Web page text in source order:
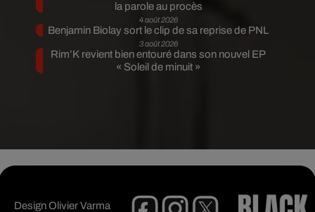
la parole au procès
4 août 2026
Benjamin Biolay sort le clip de sa reprise de PNL
3 août 2026
Rim’K revient bien entouré dans son nouvel EP
« Soleil de minuit »
DesignOlivier Varma